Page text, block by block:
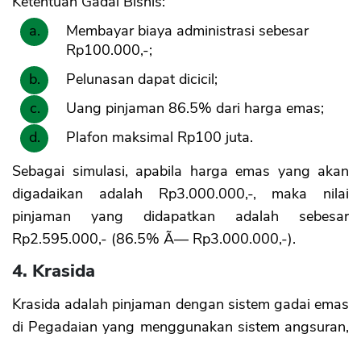
Membayar biaya administrasi sebesar
Rp100.000,-;
Pelunasan dapat dicicil;
Uang pinjaman 86.5% dari harga emas;
Plafon maksimal Rp100 juta.
Sebagai simulasi, apabila harga emas yang akan
digadaikan adalah Rp3.000.000,-, maka nilai
pinjaman yang didapatkan adalah sebesar
Rp2.595.000,- (86.5% Ã— Rp3.000.000,-).
4. Krasida
Krasida adalah pinjaman dengan sistem gadai emas
di Pegadaian yang menggunakan sistem angsuran,